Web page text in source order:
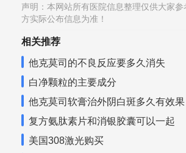
声明：本网站所有医院信息整理仅供大家
方实际公布信息为准！
相关推荐
他克莫司的不良反应要多久消失
白净颗粒的主要成分
他克莫司软膏治外阴白斑多久有效果
复方氨肽素片和消银胶囊可以一起
美国308激光购买